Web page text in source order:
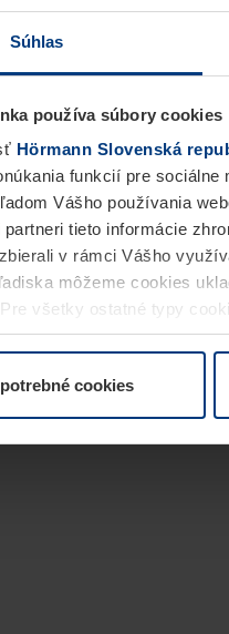
Súhlas
používa súbory cookies
Hörmann Slovenská
funkcií pre
Vášho používania
partneri tieto informácie
v rámci Vášho
môžeme cookies
všetky ostatné typy
vo vysvetlení cookie na
cookies